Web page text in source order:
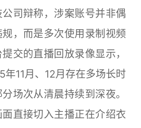
辩称，涉案账号并非偶
，而是多次使用录制视频
交的直播回放录像显示，
11月、12月存在多场长时
场次从清晨持续到深夜。
直接切入主播正在介绍衣